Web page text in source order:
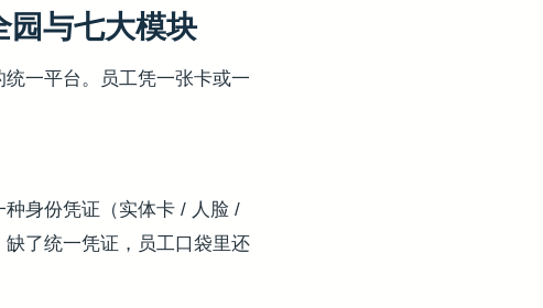
园与七大模块
一平台。员工凭一张卡或一
身份凭证（实体卡 / 人脸 /
了统一凭证，员工口袋里还